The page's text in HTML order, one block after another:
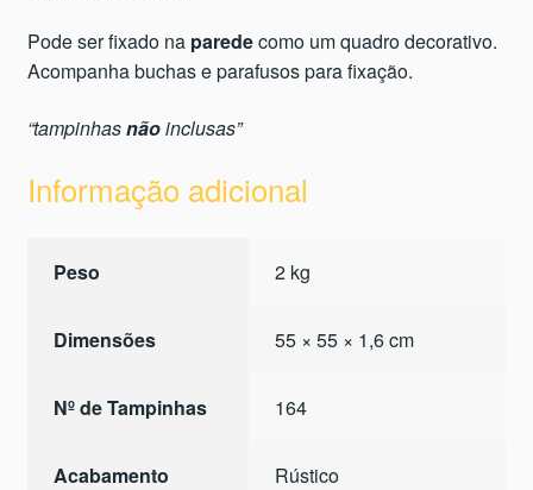
Pode ser fixado na paredecomo um quadro decorativo.
Acompanha buchas e parafusos para fixação.
“tampinhasnãoinclusas”
Informação adicional
Peso 2 kg
Dimensões 55 × 55 × 1,6 cm
Nº de Tampinhas 164
Acabamento Rústico